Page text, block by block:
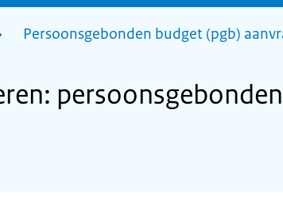
Persoonsgebonden budget (pgb)